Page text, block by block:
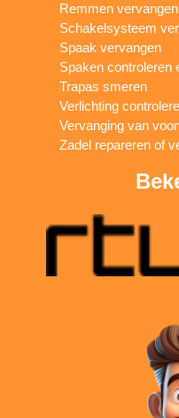
Remmen vervangen
Schakelsysteem
Spaak vervangen
Spaken controleren
Trapas smeren
Verlichting
Vervanging van
Zadel repareren of